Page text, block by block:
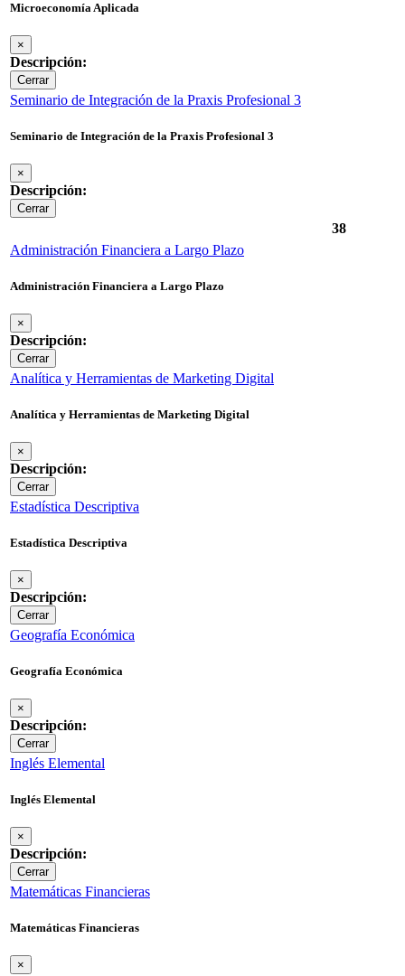
Microeconomía Aplicada
×
Descripción:
Cerrar
Seminario de Integración de la Praxis Profesional 3
Seminario de Integración de la Praxis Profesional 3
×
Descripción:
Cerrar
38
Administración Financiera a Largo Plazo
Administración Financiera a Largo Plazo
×
Descripción:
Cerrar
Analítica y Herramientas de Marketing Digital
Analítica y Herramientas de Marketing Digital
×
Descripción:
Cerrar
Estadística Descriptiva
Estadística Descriptiva
×
Descripción:
Cerrar
Geografía Económica
Geografía Económica
×
Descripción:
Cerrar
Inglés Elemental
Inglés Elemental
×
Descripción:
Cerrar
Matemáticas Financieras
Matemáticas Financieras
×